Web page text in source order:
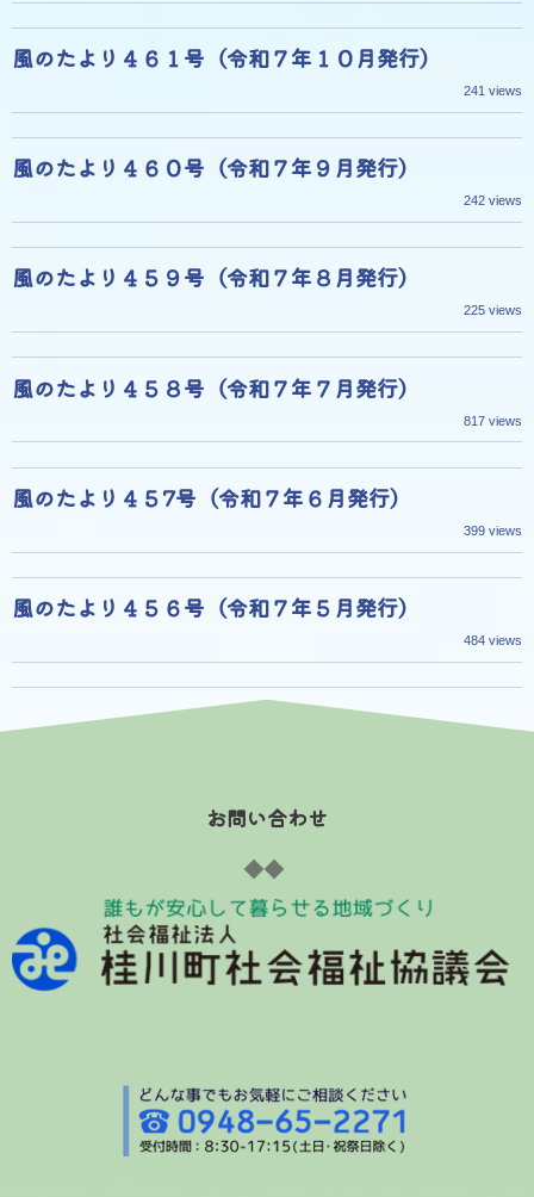
風のたより４６１号（令和７年１０月発行）
241 views
風のたより４６０号（令和７年９月発行）
242 views
風のたより４５９号（令和７年８月発行）
225 views
風のたより４５８号（令和７年７月発行）
817 views
風のたより４５7号（令和７年６月発行）
399 views
風のたより４５６号（令和７年５月発行）
484 views
お問い合わせ